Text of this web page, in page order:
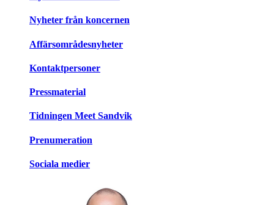
Nyheter från koncernen
Affärsområdesnyheter
Kontaktpersoner
Pressmaterial
Tidningen Meet Sandvik
Prenumeration
Sociala medier